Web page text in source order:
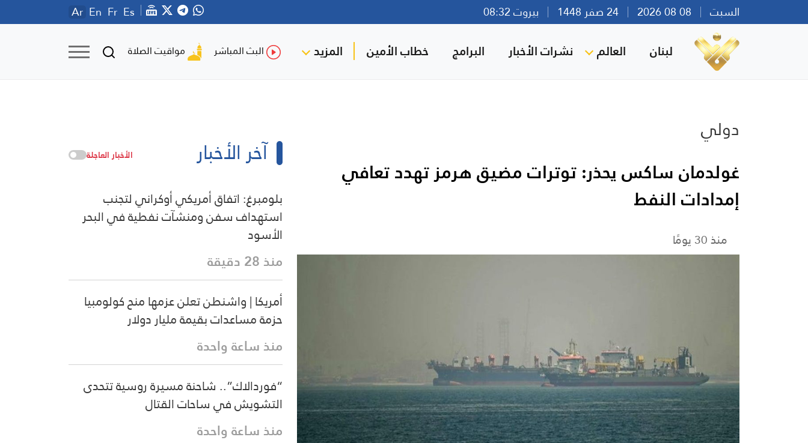
السبت بيروت 08:32 Ar En Fr Es
لبنان العالم نشرات الأخبار البرامج خطاب الأمين المزيد البث المباشر مواقيت الصلاة
دولي
غولدمان ساكس يحذر: توترات مضيق هرمز تهدد تعافي
إمدادات النفط
منذ 30 يومًا
آخر الأخبار الأخبار العاجلة
بلومبرغ: اتفاق أمريكي أوكراني لتجنب
استهداف سفن ومنشآت نفطية في البحر
الأسود
منذ 28 دقيقة
أمريكا | واشنطن تعلن عزمها منح كولومبيا
حزمة مساعدات بقيمة مليار دولار
منذ ساعة واحدة
“فوردالاك”.. شاحنة مسيرة روسية تتحدى
التشويش في ساحات القتال
منذ ساعة واحدة